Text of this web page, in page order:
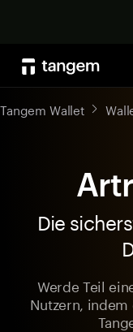
Tangem Wallet
Die
Werde Teil
Nutzern,